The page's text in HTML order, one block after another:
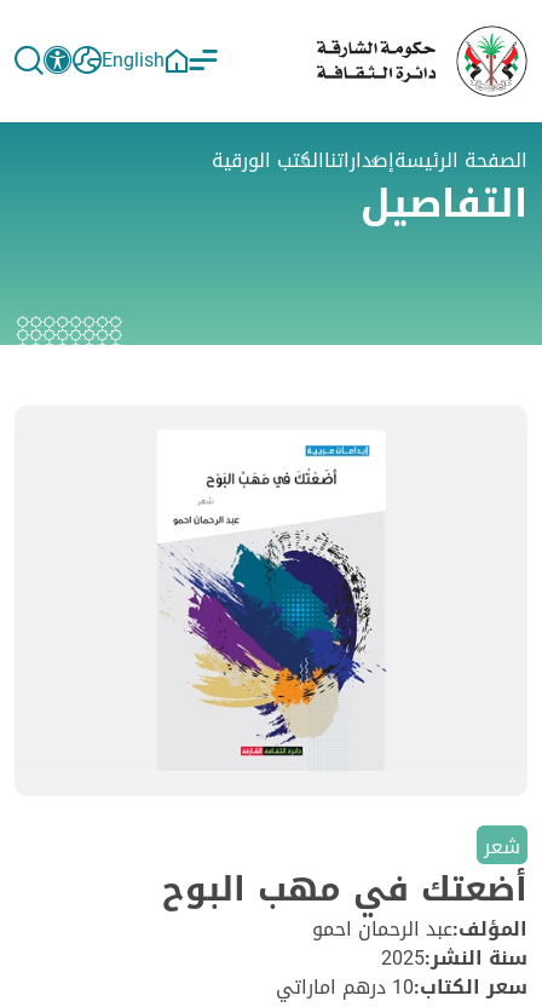
English
الصفحة الرئيسةإصداراتناالكتب الورقية
التفاصيل
شعر
أضعتك في مهب البوح
المؤلف:عبد الرحمان احمو
سنة النشر:2025
سعر الكتاب:10 درهم اماراتي